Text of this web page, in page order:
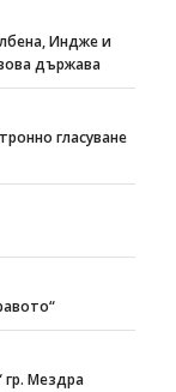
Индже и
държава
гласуване
гр. Мездра